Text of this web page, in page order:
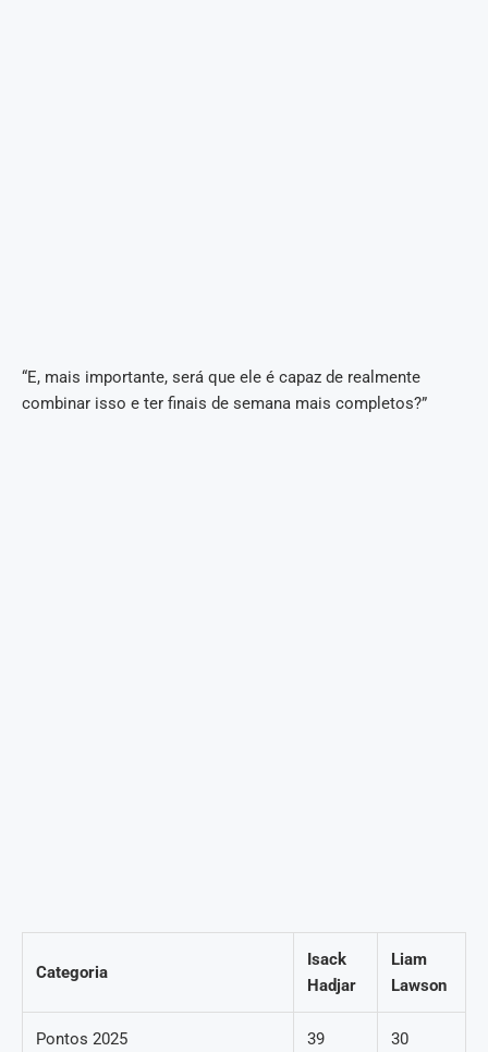
“E, mais importante, será que ele é capaz de realmente
combinar isso e ter finais de semana mais completos?”
Categoria
Isack
Hadjar
Liam
Lawson
Pontos 2025 39 30